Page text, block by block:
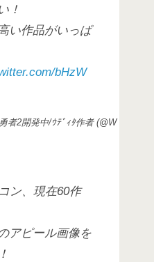
！
い作品がいっぱ
bHzW
者2開発中/ｳﾃﾞｨﾀ作者 (@W
ン、現在60作
アピール画像を